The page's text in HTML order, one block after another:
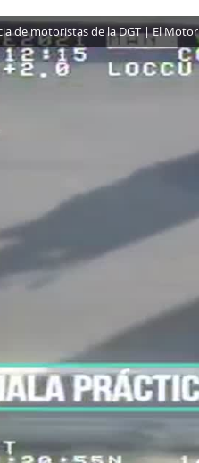
de motoristas de la DGT | El Motor